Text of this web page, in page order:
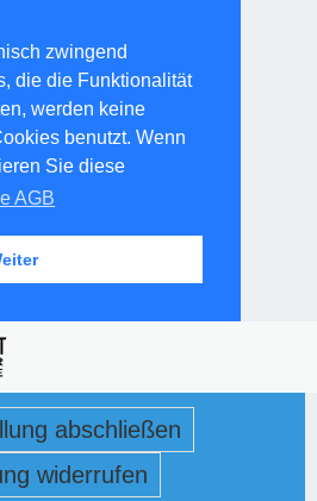
zwingend
die die Funktionalität
werden keine
benutzt. Wenn
Sie diese
AGB
abschließen
widerrufen